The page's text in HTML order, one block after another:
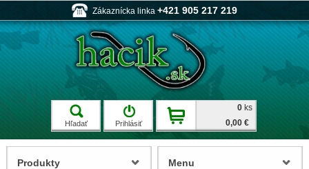
Zákaznícka linka +421 905 217 219
Hľadať Prihlásiť
0 ks
0,00 €
Produkty Menu